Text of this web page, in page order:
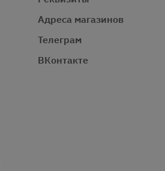
Адреса магазинов
Телеграм
ВКонтакте